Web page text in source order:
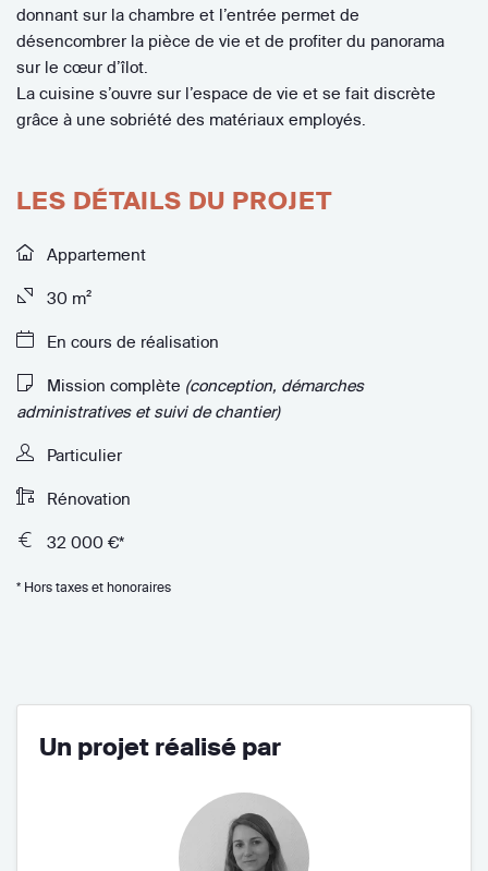
donnant sur la chambre et l’entrée permet de
désencombrer la pièce de vie et de profiter du panorama
sur le cœur d’îlot.
La cuisine s’ouvre sur l’espace de vie et se fait discrète
grâce à une sobriété des matériaux employés.
LES DÉTAILS DU PROJET
Appartement
30 m²
En cours de réalisation
Mission complète (conception, démarches
administratives et suivi de chantier)
Particulier
Rénovation
32 000 €*
* Hors taxes et honoraires
Un projet réalisé par